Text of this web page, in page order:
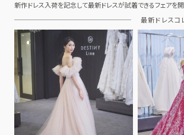
新作ドレス入荷を記念して最新ドレスが試着できるフェアを
最新ドレスコ